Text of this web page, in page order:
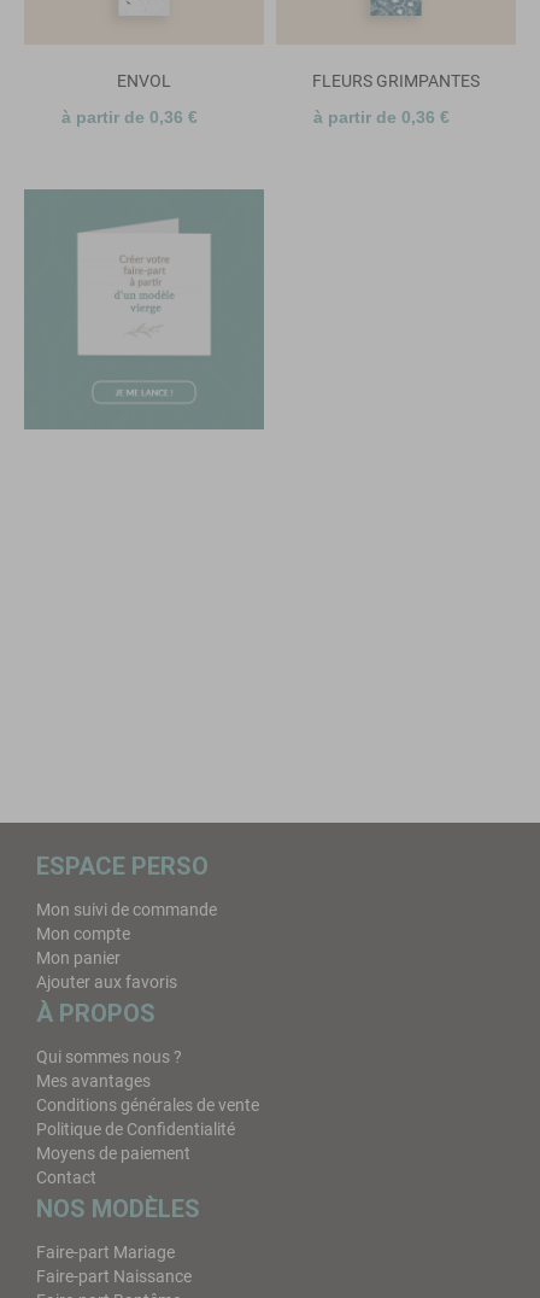
ENVOL
à partir de 0,36 €
FLEURS GRIMPANTES
à partir de 0,36 €
ESPACE PERSO
Mon suivi de commande
Mon compte
Mon panier
Ajouter aux favoris
À PROPOS
Qui sommes nous ?
Mes avantages
Conditions générales de vente
Politique de Confidentialité
Moyens de paiement
Contact
NOS MODÈLES
Faire-part Mariage
Faire-part Naissance